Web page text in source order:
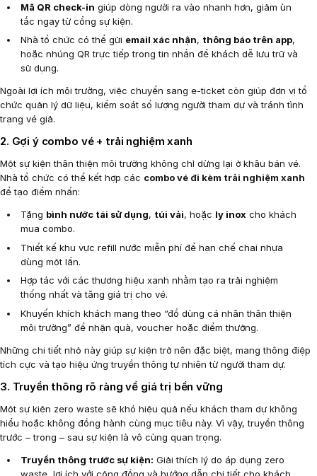
Mã QR check-in giúp dòng người ra vào nhanh hơn, giảm ùn
tắc ngay từ cổng sự kiện.
Nhà tổ chức có thể gửi email xác nhận, thông báo trên app,
hoặc nhúng QR trực tiếp trong tin nhắn để khách dễ lưu trữ và
sử dụng.
Ngoài lợi ích môi trường, việc chuyển sang e-ticket còn giúp đơn vị tổ
chức quản lý dữ liệu, kiểm soát số lượng người tham dự và tránh tình
trạng vé giả.
2. Gợi ý combo vé + trải nghiệm xanh
Một sự kiện thân thiện môi trường không chỉ dừng lại ở khâu bán vé.
Nhà tổ chức có thể kết hợp các combo vé đi kèm trải nghiệm xanh
để tạo điểm nhấn:
Tặng bình nước tái sử dụng, túi vải, hoặc ly inox cho khách
mua combo.
Thiết kế khu vực refill nước miễn phí để hạn chế chai nhựa
dùng một lần.
Hợp tác với các thương hiệu xanh nhằm tạo ra trải nghiệm
thống nhất và tăng giá trị cho vé.
Khuyến khích khách mang theo “đồ dùng cá nhân thân thiện
môi trường” để nhận quà, voucher hoặc điểm thưởng.
Những chi tiết nhỏ này giúp sự kiện trở nên đặc biệt, mang thông điệp
tích cực và tạo hiệu ứng truyền thông tự nhiên từ người tham dự.
3. Truyền thông rõ ràng về giá trị bền vững
Một sự kiện zero waste sẽ khó hiệu quả nếu khách tham dự không
hiểu hoặc không đồng hành cùng mục tiêu này. Vì vậy, truyền thông
trước – trong – sau sự kiện là vô cùng quan trọng.
Truyền thông trước sự kiện: Giải thích lý do áp dụng zero
waste, lợi ích với cộng đồng và hướng dẫn chi tiết cho khách.